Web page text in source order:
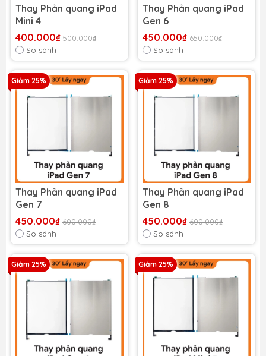
Thay Phản quang iPad
Mini 4
400.000₫ 500.000₫
So sánh
Thay Phản quang iPad
Gen 6
450.000₫ 650.000₫
So sánh
Giảm 25%
Thay Phản quang iPad
Gen 7
450.000₫ 600.000₫
So sánh
Giảm 25%
Thay Phản quang iPad
Gen 8
450.000₫ 600.000₫
So sánh
Giảm 25% Giảm 25%